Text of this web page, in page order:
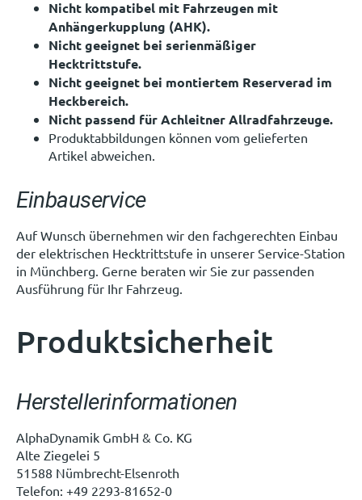
Nicht kompatibel mit Fahrzeugen mit
Anhängerkupplung (AHK).
Nicht geeignet bei serienmäßiger
Hecktrittstufe.
Nicht geeignet bei montiertem Reserverad im
Heckbereich.
Nicht passend für Achleitner Allradfahrzeuge.
Produktabbildungen können vom gelieferten
Artikel abweichen.
Einbauservice
Auf Wunsch übernehmen wir den fachgerechten Einbau
der elektrischen Hecktrittstufe in unserer Service-Station
in Münchberg. Gerne beraten wir Sie zur passenden
Ausführung für Ihr Fahrzeug.
Produktsicherheit
Herstellerinformationen
AlphaDynamik GmbH & Co. KG
Alte Ziegelei 5
51588 Nümbrecht-Elsenroth
Telefon: +49 2293-81652-0